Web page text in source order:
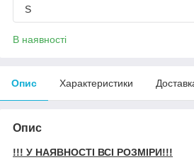
S
В наявності
Опис Характеристики
Опис
!!! У НАЯВНОСТІ ВСІ РОЗМІРИ!!!